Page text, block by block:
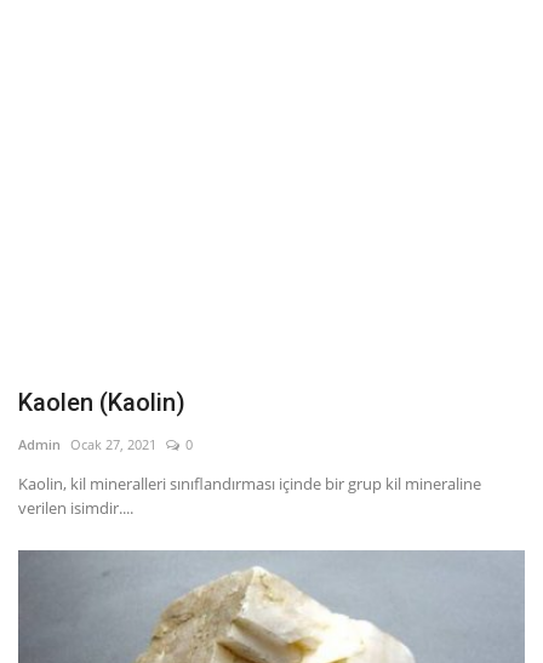
Kaolen (Kaolin)
Admin Ocak 27, 2021 0
Kaolin, kil mineralleri sınıflandırması içinde bir grup kil mineraline
verilen isimdir....